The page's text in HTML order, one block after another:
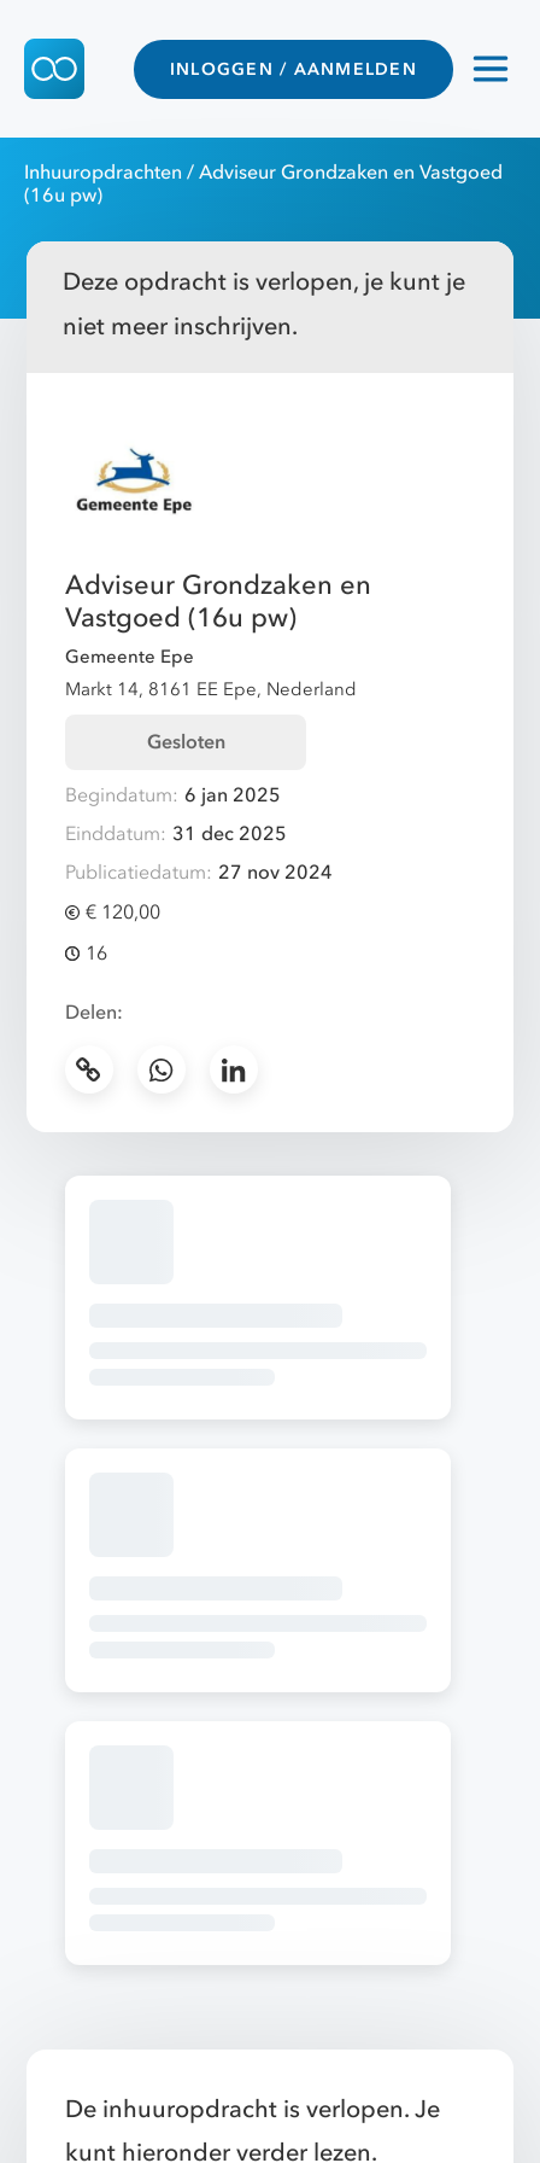
INLOGGEN / AANMELDEN
Inhuuropdrachten / Adviseur Grondzaken en Vastgoed
(16u pw)
Deze opdracht is verlopen, je kunt je
niet meer inschrijven.
Adviseur Grondzaken en
Vastgoed (16u pw)
Gemeente Epe
Markt 14, 8161 EE Epe, Nederland
Gesloten
Begindatum: 6 jan 2025
Einddatum: 31 dec 2025
Publicatiedatum: 27 nov 2024
€ 120,00
16
Delen:
De inhuuropdracht is verlopen. Je
kunt hieronder verder lezen.